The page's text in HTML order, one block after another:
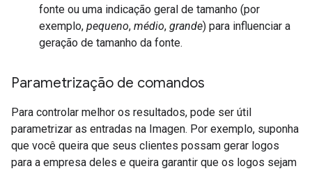
fonte ou uma indicação geral de tamanho (por
exemplo, pequeno, médio, grande) para influenciar a
geração de tamanho da fonte.
Parametrização de comandos
Para controlar melhor os resultados, pode ser útil
parametrizar as entradas na Imagen. Por exemplo, suponha
que você queira que seus clientes possam gerar logos
para a empresa deles e queira garantir que os logos sejam